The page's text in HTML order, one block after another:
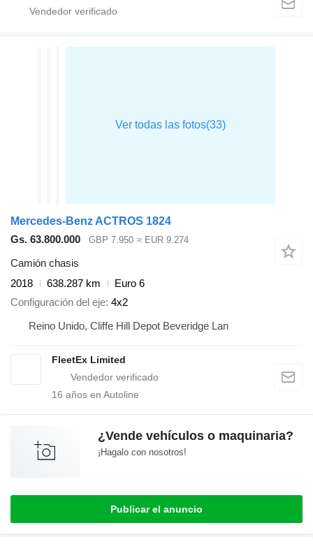
Mercedes-Benz ACTROS 1824
Gs. 63.800.000
GBP 7.950 ≈ EUR 9.274
Camión chasis
2018
638.287 km
Euro 6
Configuración del eje 4x2
Reino Unido, Cliffe Hill Depot Beveridge Lan
FleetEx Limited
16 años en Autoline
¿Vende vehículos o maquinaria?
¡Hagalo con nosotros!
Publicar el anuncio